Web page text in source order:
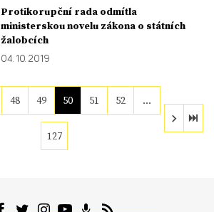
Protikorupční rada odmítla
ministerskou novelu zákona o státních
žalobcích
04. 10. 2019
48 49 50 51 52 …
127